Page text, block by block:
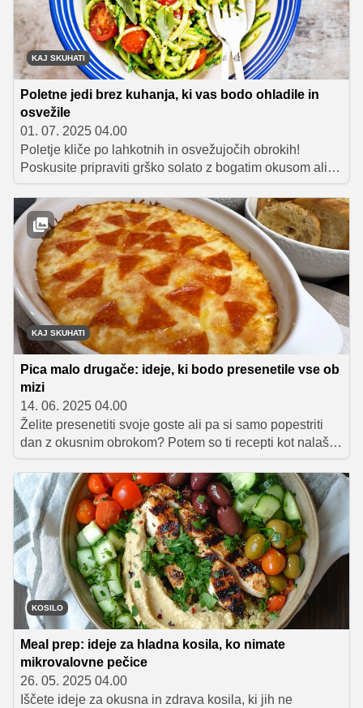
KAJ SKUHATI
Poletne jedi brez kuhanja, ki vas bodo ohladile in
osvežile
01. 07. 2025 04.00
Poletje kliče po lahkotnih in osvežujočih obrokih!
Poskusite pripraviti grško solato z bogatim okusom ali
pa si privoščite hitro pripravljene bučkine špagete s
pestom. Hladna kumarična juha vas bo prijetno ohladila,
zavitek z lososom ali tuno pa bo odlična malica. Ne
pozabite na italijansko solato panzanella, ki jo pripravite
iz paradižnika in starega kruha.
KAJ SKUHATI
Pica malo drugače: ideje, ki bodo presenetile vse ob
mizi
14. 06. 2025 04.00
Želite presenetiti svoje goste ali pa si samo popestriti
dan z okusnim obrokom? Potem so ti recepti kot nalašč
za vas! Odkrijte različne ideje, kako pripraviti pico, od
kock in polžkov do kruhkov in pomake. Hitro, enostavno
in noro okusno! Pripravite se na eksplozijo okusov!
KOSILO
Meal prep: ideje za hladna kosila, ko nimate
mikrovalovne pečice
26. 05. 2025 04.00
Iščete ideje za okusna in zdrava kosila, ki jih ne